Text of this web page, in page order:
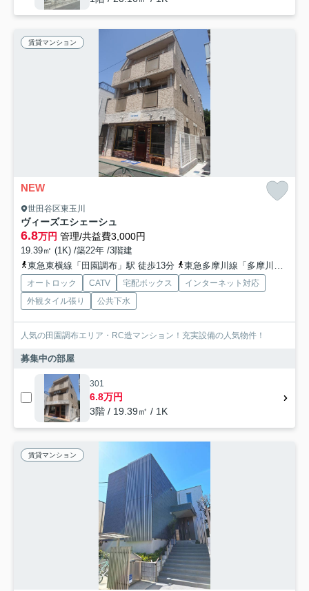
賃貸マンション
NEW
世田谷区東玉川
ヴィーズエシェーシュ
6.8万円 管理/共益費3,000円
19.39㎡ (1K) /築22年 /3階建
東急東横線「田園調布」駅 徒歩13分
東急多摩川線「多摩川」駅 徒歩13分
オートロック CATV 宅配ボックス
インターネット対応
外観タイル張り
公共下水
人気の田園調布エリア・RC造マンション！充実設備の人気物件！
募集中の部屋
301
6.8万円
3階 / 19.39㎡ / 1K
賃貸マンション